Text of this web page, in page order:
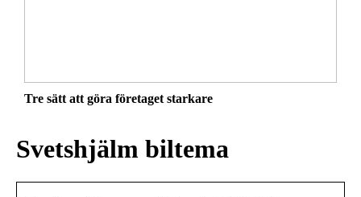
Tre sätt att göra företaget starkare
Svetshjälm biltema